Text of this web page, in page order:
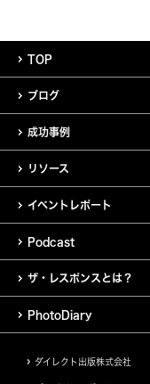
TOP
ブログ
成功事例
リソース
イベントレポート
Podcast
ザ・レスポンスとは？
PhotoDiary
ダイレクト出版株式会社